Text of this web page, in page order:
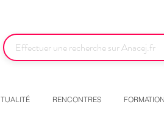
RENCONTRES